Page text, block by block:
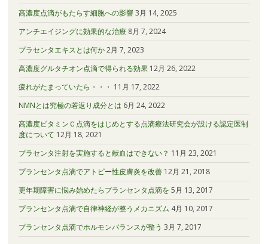
高濃度点滴がもたらす細胞への影響3月 14, 2025
アンチエイジングに効果的な治療 8月 7, 2024
プラセンタエキスとは何か2月 7, 2023
高濃度グルタチオン点滴で得られる効果 12月 26, 2022
疲れがたまっていたら・・・ 11月 17, 2022
NMNとは究極の若返り成分とは 6月 24, 2022
高濃度ビタミンＣ点滴をはじめとする点滴療法研究会が設ける認定医制
度について 12月 18, 2021
プラセンタ注射を実施すると献血はできない？ 11月 23, 2021
プランセンタ点滴でアトピー性皮膚炎を改善 12月 21, 2018
更年期障害に悩み始めたらプランセンタ点滴を 5月 13, 2017
プランセンタ点滴で自律神経が整うメカニズム 4月 10, 2017
プランセンタ点滴でホルモンバランスが整う 3月 7, 2017